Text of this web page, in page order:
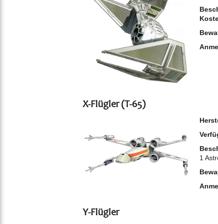
X-Flügler (T-65)
1
Y-Flügler